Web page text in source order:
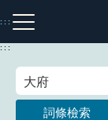
到
主
:::
注音索引圖示
:::
詞條檢索